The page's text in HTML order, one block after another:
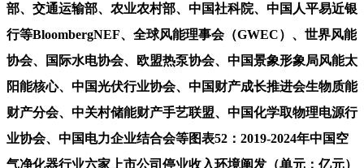
部、交通运输部、农业农村部、中国社科院、中国人平易近银
行等BloombergNEF、全球风能理事会（GWEC）、世界风能
协会、国际水电协会、欧盟热泵协会、中国景象形象局风能太
阳能核心、中国光伏行业协会、中国财产成长推进会生物质能
财产分会、中关村储能财产手艺联盟、中国化学取物理电源行
业协会、中国电力企业结合会等图表52：2019-2024年中国空
气净化器行业六家上市公司停业收入环境阐发（单元：亿元）